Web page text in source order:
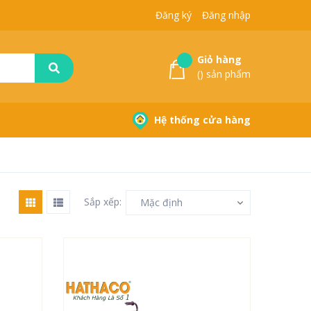
Đăng ký Đăng nhập
Giỏ hàng
() sản phẩm
Hệ thống cửa hàng
Sắp xếp: Mặc định